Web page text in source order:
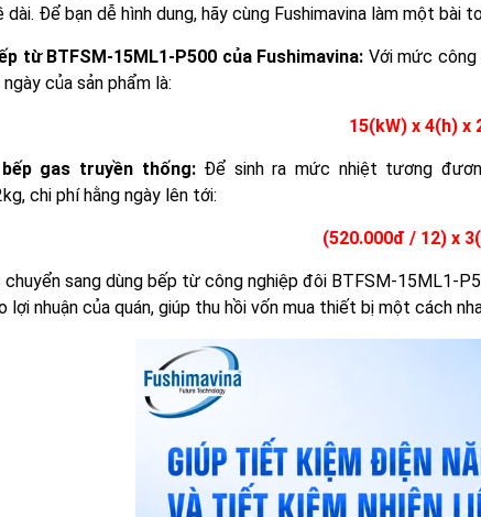
dài. Để bạn dễ hình dung, hãy cùng Fushimavina làm một
từ BTFSM-15ML1-P500 của Fushimavina: Với mức công
của sản phẩm là:
15(kW) x 4(h) x
gas truyền thống:Để sinh ra mức nhiệt tương
chi phí hằng ngày lên tới:
(520.000đ / 12) x
chuyển sang dùng bếp từ công nghiệp đôi BTFSM-15ML1-
lợi nhuận của quán, giúp thu hồi vốn mua thiết bị một cách